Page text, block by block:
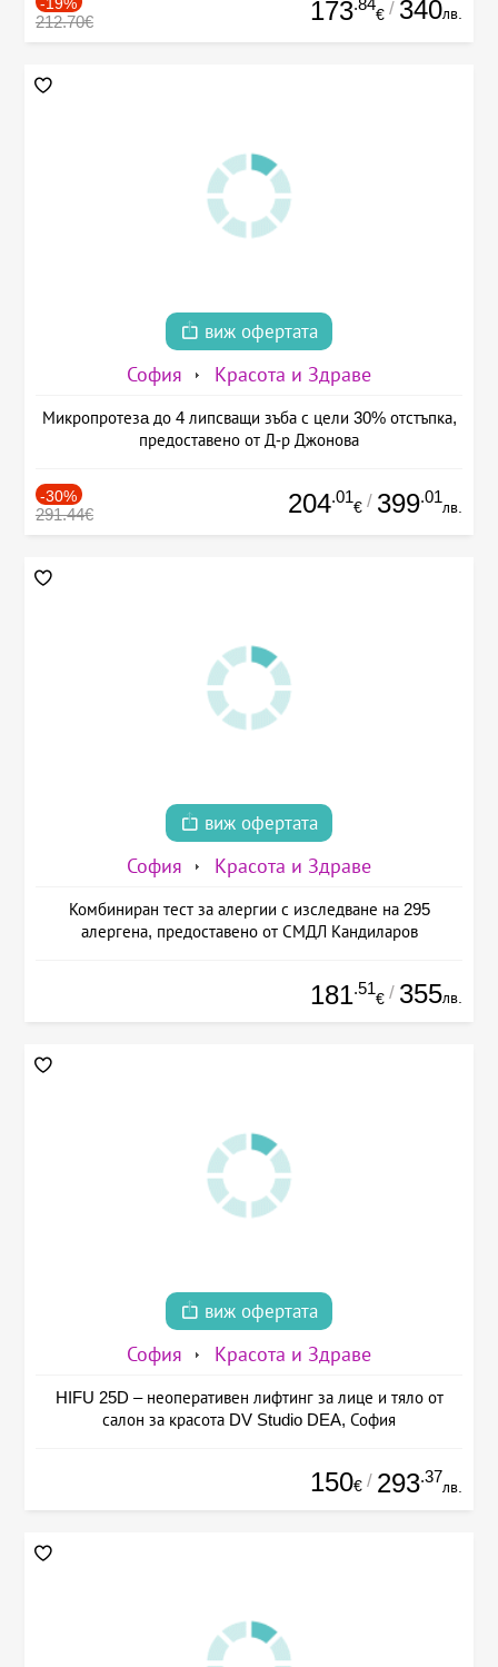
212.70€ 173 € / 340лв.
виж офертата
София Красота и Здраве
Микропротезa до 4 липсващи зъба с цели 30% отстъпка,
предоставено от Д-р Джонова
-30%
291.44€ 204.01
€ / 399.01
лв.
виж офертата
София Красота и Здраве
Комбиниран тест за алергии с изследване на 295
алергена, предоставено от СМДЛ Кандиларов
181.51
€ / 355лв.
виж офертата
София Красота и Здраве
HIFU 25D – неоперативен лифтинг за лице и тяло от
салон за красота DV Studio DEA, София
150€ / 293.37
лв.